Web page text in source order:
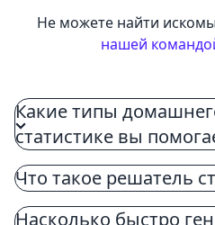
Не можете найти
нашей
Какие типы
статистике вы
Что такое решатель
AI-решение
Насколько быстро